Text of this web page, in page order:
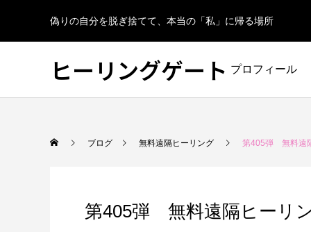
偽りの自分を脱ぎ捨てて、本当の「私」に帰る場所
ヒーリングゲート プロフィール
ブログ 無料遠隔ヒーリング 第405弾 無料遠
第405弾 無料遠隔ヒーリ